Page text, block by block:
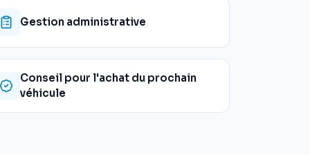
Gestion administrative
Conseil pour l'achat du prochain
véhicule